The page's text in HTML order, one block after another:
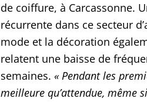
de coiffure, à Carcassonne.
récurrente dans ce secteur
mode et la décoration
relatent une baisse de
semaines. « Pendant les
meilleure qu’attendue, même